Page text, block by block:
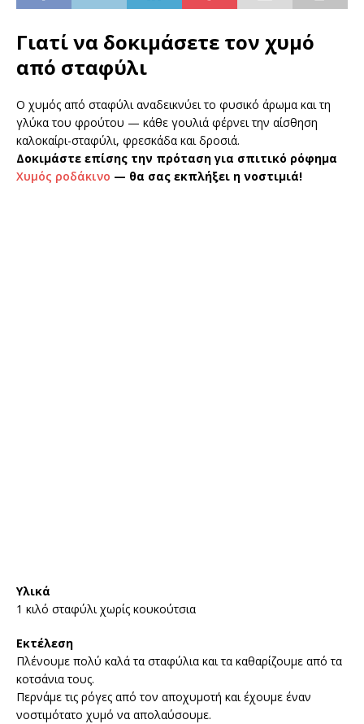
Γιατί να δοκιμάσετε τον χυμό
από σταφύλι
Ο χυμός από σταφύλι αναδεικνύει το φυσικό άρωμα και τη
γλύκα του φρούτου — κάθε γουλιά φέρνει την αίσθηση
καλοκαίρι-σταφύλι, φρεσκάδα και δροσιά.
Δοκιμάστε επίσης την πρόταση για σπιτικό ρόφημα
Χυμός ροδάκινο — θα σας εκπλήξει η νοστιμιά!
Υλικά
1 κιλό σταφύλι χωρίς κουκούτσια
Εκτέλεση
Πλένουμε πολύ καλά τα σταφύλια και τα καθαρίζουμε από τα
κοτσάνια τους.
Περνάμε τις ρόγες από τον αποχυμοτή και έχουμε έναν
νοστιμότατο χυμό να απολαύσουμε.